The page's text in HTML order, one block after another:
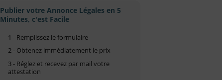
Publier votre Annonce Légales en 5
Minutes, c'est Facile
1 - Remplissez le formulaire
2 - Obtenez immédiatement le prix
3 - Réglez et recevez par mail votre
attestation